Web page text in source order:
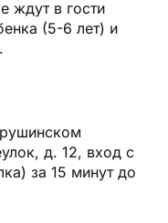
ждут в гости
(5-6 лет) и
д. 12, вход с
за 15 минут до